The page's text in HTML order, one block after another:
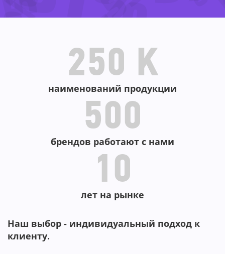
-23%-53%
-40%
-63%
250 K
наименований продукции
500
брендов работают с нами
10
лет на рынке
Наш выбор - индивидуальный подход к
клиенту.